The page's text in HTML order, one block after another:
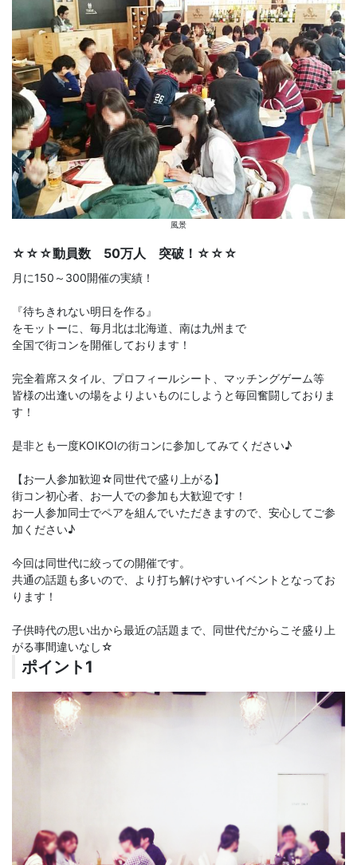
風景
☆☆☆動員数 50万人 突破！☆☆☆
月に150～300開催の実績！
『待ちきれない明日を作る』
をモットーに、毎月北は北海道、南は九州まで
全国で街コンを開催しております！
完全着席スタイル、プロフィールシート、マッチングゲーム等
皆様の出逢いの場をよりよいものにしようと毎回奮闘しておりま
す！
是非とも一度KOIKOIの街コンに参加してみてください♪
【お一人参加歓迎☆同世代で盛り上がる】
街コン初心者、お一人での参加も大歓迎です！
お一人参加同士でペアを組んでいただきますので、安心してご参
加ください♪
今回は同世代に絞っての開催です。
共通の話題も多いので、より打ち解けやすいイベントとなってお
ります！
子供時代の思い出から最近の話題まで、同世代だからこそ盛り上
がる事間違いなし☆
ポイント1